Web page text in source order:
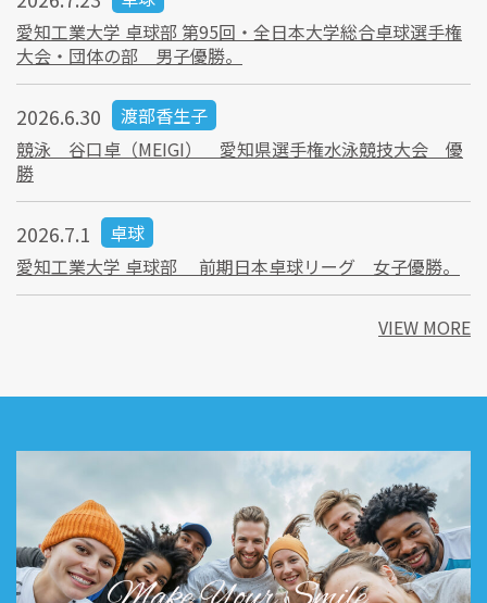
愛知工業大学 卓球部 第95回・全日本大学総合卓球選手権
大会・団体の部 男子優勝。
2026.6.30
渡部香生子
競泳 谷口卓（MEIGI） 愛知県選手権水泳競技大会 優
勝
2026.7.1
卓球
愛知工業大学 卓球部 前期日本卓球リーグ 女子優勝。
VIEW MORE